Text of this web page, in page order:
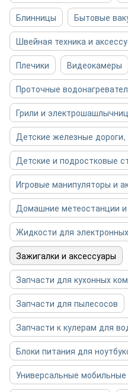
Блинницы
Бытовые
Швейная техника и
Плечики
Видеокамеры
Проточные
Грили и
Детские железные дороги,
Детские и подростковые
Игровые манипуляторы и
Домашние метеостанции и
Жидкости для
Зажигалки и аксессуары
Запчасти для кухонных
Запчасти для пылесосов
Запчасти к кулерам для
Блоки питания для
Универсальные мобильные